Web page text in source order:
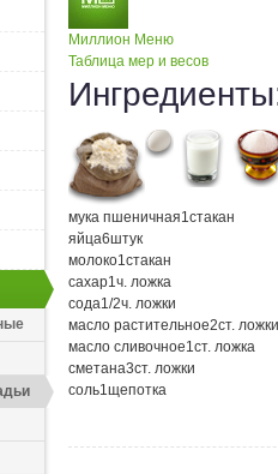
Миллион Меню
Таблица мер и весов
мука пшеничная1стакан
яйца6штук
молоко1стакан
сахар1ч. ложка
сода1/2ч. ложки
масло растительное2ст. ложки
масло сливочное1ст. ложка
сметана3ст. ложки
соль1щепотка